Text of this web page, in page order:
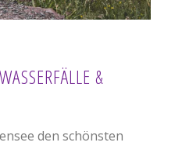
&
den schönsten